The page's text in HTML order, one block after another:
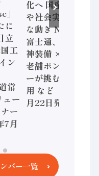
に
立
工
ン
常
ュー
ー
7月
化へ 国産AI開発
や社会実装に活発
な動き Noetra、
富士通、日立 / 兵
神装備 × HMS、
老舗ポンプメーカ
ーが挑むデータ活
用 など（2026年7
月22日発行）
バー一覧